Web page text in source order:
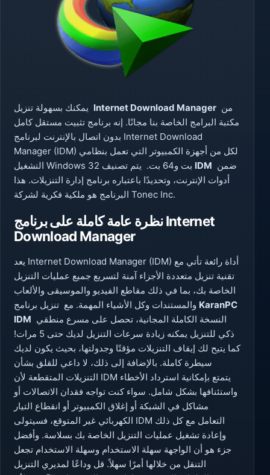
Internet Download Manager
مكتبة البرامج الخاصة بنا مجانًا. إنه برنامج تثبيت مستقل كامل
بدون اتصال بالإنترنت لبرنامج Internet Download
Manager (IDM) لكل من أجهزة الكمبيوتر التي تعمل بنظامي
IDM
أدوات الإنترنت، وتحديدًا باعتباره برنامج إدارة التنزيلات. هذا
البرنامج هو ملكية فكرية لشركة Tonec Inc.
نظرة عامة كاملة على برنامج Internet
Download Manager
يعد Internet Download Manager (IDM) أداة رائعة تأتي مع
تقنية تنزيل متعددة الأجزاء آمنة لتسريع جميع عمليات التنزيل
الخاصة بك، بما في ذلك مقاطع الفيديو والموسيقى والألعاب
KaranPC
IDM
ذكي للتنزيل يمكنه زيادة سرعات التنزيل لديك حتى 5 مرات!
كما يتيح لك إيقاف التنزيلات مؤقتًا وجدولتها، بحيث يكون لديك
سيطرة كاملة. بالإضافة إلى ذلك، لا داعي للقلق بشأن
التنزيلات المتقطعة لأن IDM يتمتع بإمكانية استرداد الأخطاء
واستئنافها بشكل شامل. سواء كنت تواجه فقدان الاتصالات أو
مشاكل في الشبكة أو إغلاق الكمبيوتر أو انقطاع التيار
الكهربائي غير المتوقع، فسيتولى IDM التعامل مع كل ذلك
وإعادة تشغيل عمليات التنزيل الخاصة بك بسلاسة. وأفضل
جزء هو أن الواجهة سهلة الاستخدام وسهلة الاستخدام تجعل
التنقل من خلالها أمرًا سهلاً. قل وداعًا لمديري التنزيل